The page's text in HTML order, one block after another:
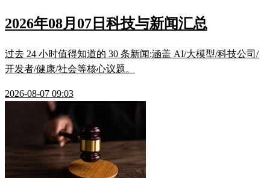
2026年08月07日科技与新闻汇总
过去 24 小时值得知道的 30 条新闻:涵盖 AI/大模型/科技公司/
开发者/健康/社会等核心议题。
2026-08-07 09:03